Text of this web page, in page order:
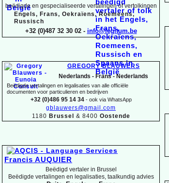
beëdigde en gespecialiseerde vertalingen of vertolkingen
Engels, Frans, Oekraïens, Roemeens,
Russisch
+32 (0)487 32 30 02 - info@legitum.be
GREGORY BLAUWERS
Nederlands - Frans -Nederlands
Beëdigde vertalingen en legalisaties van alle officiële
documenten voor particulieren en bedrijven
+32 (0)486 95 14 34 -ook via WhatsApp
gblauwers@gmail.com
1180 Brussel & 8400 Oostende
Francis AUQUIER
Beëdigd vertaler in Brussel
Beëdigde vertalingen en legalisaties, taalkundig advies